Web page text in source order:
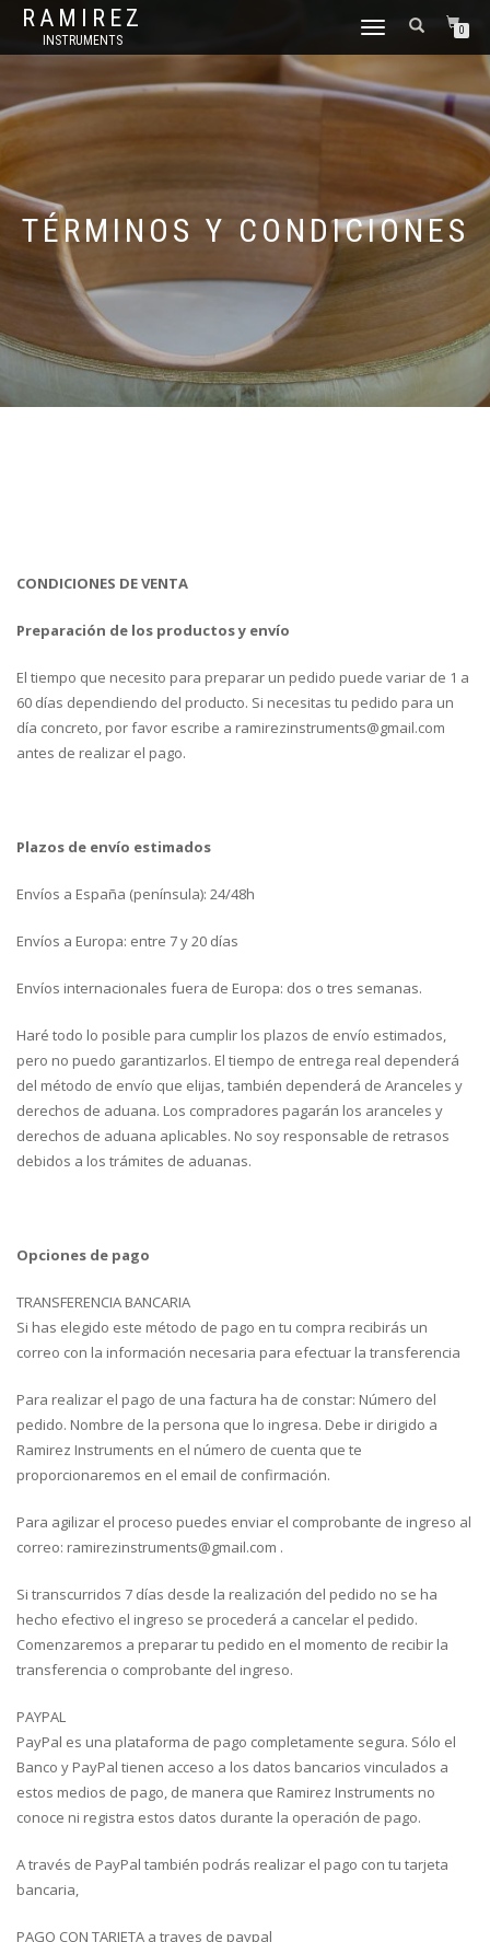
RAMIREZ
INSTRUMENTS
CAMBIAR
0
TÉRMINOS Y CONDICIONES
CONDICIONES DE VENTA
Preparación de los productos y envío
El tiempo que necesito para preparar un pedido puede variar de 1 a
60 días dependiendo del producto. Si necesitas tu pedido para un
día concreto, por favor escribe a ramirezinstruments@gmail.com
antes de realizar el pago.
Plazos de envío estimados
Envíos a España (península): 24/48h
Envíos a Europa: entre 7 y 20 días
Envíos internacionales fuera de Europa: dos o tres semanas.
Haré todo lo posible para cumplir los plazos de envío estimados,
pero no puedo garantizarlos. El tiempo de entrega real dependerá
del método de envío que elijas, también dependerá de Aranceles y
derechos de aduana. Los compradores pagarán los aranceles y
derechos de aduana aplicables. No soy responsable de retrasos
debidos a los trámites de aduanas.
Opciones de pago
TRANSFERENCIA BANCARIA
Si has elegido este método de pago en tu compra recibirás un
correo con la información necesaria para efectuar la transferencia
Para realizar el pago de una factura ha de constar: Número del
pedido. Nombre de la persona que lo ingresa. Debe ir dirigido a
Ramirez Instruments en el número de cuenta que te
proporcionaremos en el email de confirmación.
Para agilizar el proceso puedes enviar el comprobante de ingreso al
correo: ramirezinstruments@gmail.com .
Si transcurridos 7 días desde la realización del pedido no se ha
hecho efectivo el ingreso se procederá a cancelar el pedido.
Comenzaremos a preparar tu pedido en el momento de recibir la
transferencia o comprobante del ingreso.
PAYPAL
PayPal es una plataforma de pago completamente segura. Sólo el
Banco y PayPal tienen acceso a los datos bancarios vinculados a
estos medios de pago, de manera que Ramirez Instruments no
conoce ni registra estos datos durante la operación de pago.
A través de PayPal también podrás realizar el pago con tu tarjeta
bancaria,
PAGO CON TARJETA a traves de paypal